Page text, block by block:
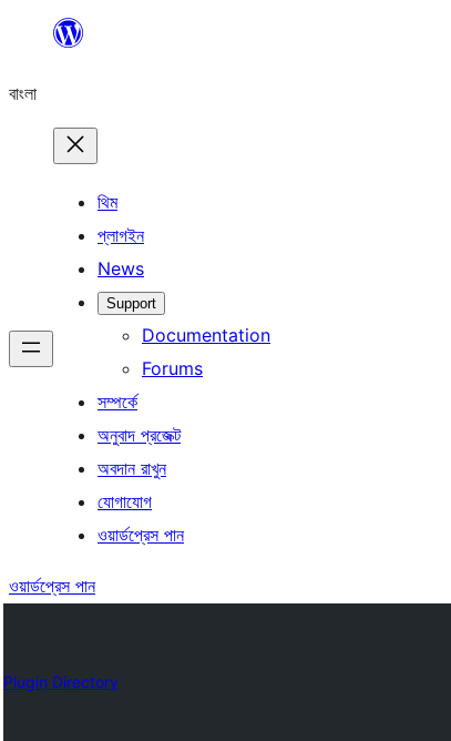
যান
বাংলা
থিম
প্লাগইন
News
Support
Documentation
Forums
সম্পর্কে
অনুবাদ প্রজেক্ট
অবদান রাখুন
যোগাযোগ
ওয়ার্ডপ্রেস পান
ওয়ার্ডপ্রেস পান
Plugin Directory